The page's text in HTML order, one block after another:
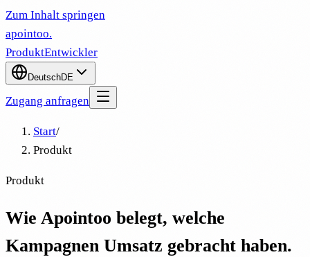
Zum Inhalt springen
apointoo.
ProduktEntwickler
DeutschDE
Zugang anfragen
Start/
Produkt
Produkt
Wie Apointoo belegt, welche
Kampagnen Umsatz gebracht haben.